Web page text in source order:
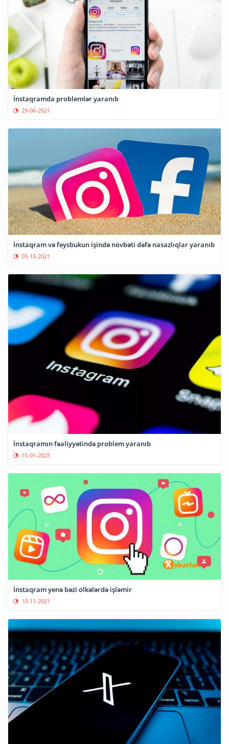
İnstaqramda problemlər yaranıb
29-06-2021
İnstaqram və feysbukun işində növbəti dəfə nasazlıqlar yaranıb
05-10-2021
İnstaqramın fəaliyyətində problem yaranıb
15-01-2025
İnstaqram yenə bəzi ölkələrdə işləmir
10-11-2021